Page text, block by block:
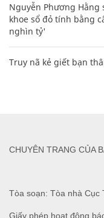
Nguyễn Phương
khoe sổ đỏ tính bằng
nghìn tỷ'
Truy nã kẻ giết bạn
Tòa soạn: Tòa nhà Cục
Giấy phép hoạt động
CHUYÊN TRANG CỦA